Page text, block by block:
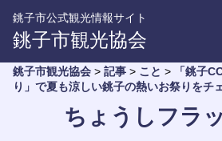
銚子市公式観光情報サイト
銚子市観光協会
銚子市観光協会 > 記事 > こと >
「銚子
り」で夏も涼しい銚子の熱いお祭りをチ
ちょうしフラ